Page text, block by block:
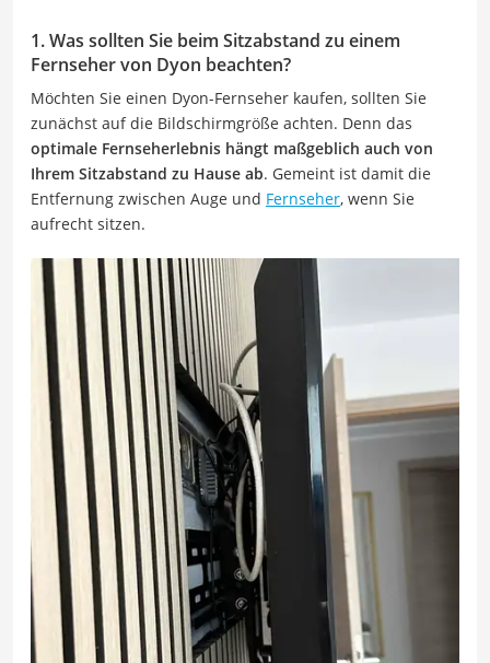
1. Was sollten Sie beim Sitzabstand zu einem
Fernseher von Dyon beachten?
Möchten Sie einen Dyon-Fernseher kaufen, sollten Sie
zunächst auf die Bildschirmgröße achten. Denn das
optimale Fernseherlebnis hängt maßgeblich auch von
Ihrem Sitzabstand zu Hause ab. Gemeint ist damit die
Entfernung zwischen Auge und Fernseher, wenn Sie
aufrecht sitzen.